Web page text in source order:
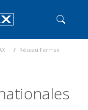
Réseau Fermax